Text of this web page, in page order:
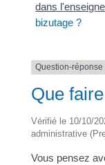
dans
bizutage ?
Question-réponse
Que
Vérifié le 10/10/
administrative
Vous pensez